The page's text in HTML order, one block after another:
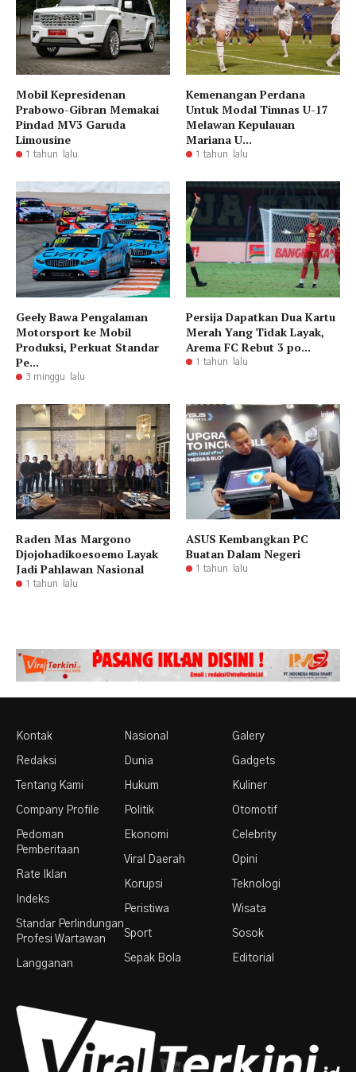
Mobil Kepresidenan
Prabowo-Gibran Memakai
Pindad MV3 Garuda
Limousine
1 tahun lalu
Kemenangan Perdana
Untuk Modal Timnas U-17
Melawan Kepulauan
Mariana U...
1 tahun lalu
Geely Bawa Pengalaman
Motorsport ke Mobil
Produksi, Perkuat Standar
Pe...
3 minggu lalu
Persija Dapatkan Dua Kartu
Merah Yang Tidak Layak,
Arema FC Rebut 3 po...
1 tahun lalu
Raden Mas Margono
Djojohadikoesoemo Layak
Jadi Pahlawan Nasional
1 tahun lalu
ASUS Kembangkan PC
Buatan Dalam Negeri
1 tahun lalu
Kontak
Redaksi
Tentang Kami
Company Profile
Pedoman
Pemberitaan
Rate Iklan
Indeks
Standar Perlindungan
Profesi Wartawan
Langganan
Nasional
Dunia
Hukum
Politik
Ekonomi
Viral Daerah
Korupsi
Peristiwa
Sport
Sepak Bola
Galery
Gadgets
Kuliner
Otomotif
Celebrity
Opini
Teknologi
Wisata
Sosok
Editorial